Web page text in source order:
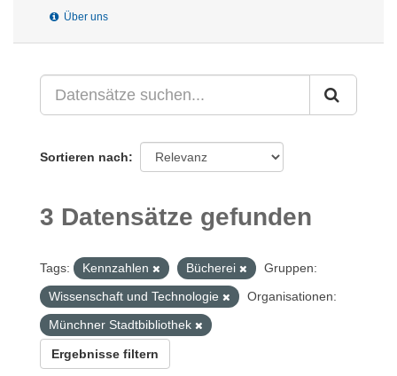
Über uns
Sortieren nach
3 Datensätze gefunden
Tags: Kennzahlen Bücherei
Gruppen:
Wissenschaft und Technologie
Organisationen:
Münchner Stadtbibliothek
Ergebnisse filtern